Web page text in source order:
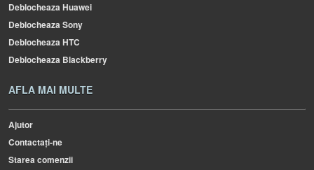
Deblocheaza Huawei
Deblocheaza Sony
Deblocheaza HTC
Deblocheaza Blackberry
AFLA MAI MULTE
Ajutor
Contactați-ne
Starea comenzii